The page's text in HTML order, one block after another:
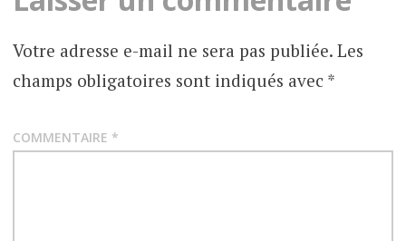
Votre adresse e-mail ne sera pas publiée. Les
champs obligatoires sont indiqués avec *
COMMENTAIRE *